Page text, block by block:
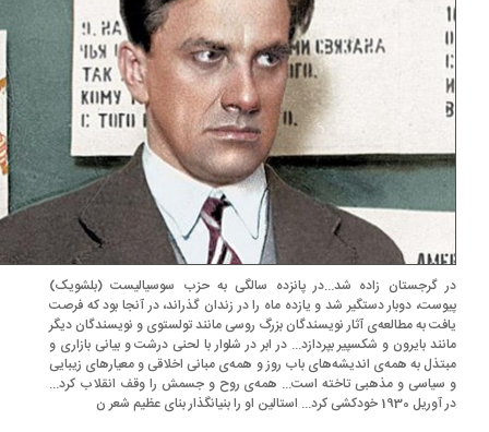
گرجستان زاده شد...در پانزده سالگی به حزب سوسیالیست (بلشویک)
دوبار دستگیر شد و یازده ماه را در زندان گذراند، در آنجا بود که فرصت
به مطالعه‌ی آثار نویسندگان بزرگ روسی مانند تولستوی و نویسندگان دیگر
بایرون و شکسپیر بپردازد... در ابر در شلوار با لحنی درشت و بیانی بازاری و
به همه‌ی اندیشه‌های باب روز و همه‌ی مبانی اخلاقی و معیارهای زیبایی
و مذهبی تاخته است... همه‌ی روح و جسمش را وقف انقلاب کرد...
کرد... استالین او را بنیانگذار بنای عظیم شعر ن